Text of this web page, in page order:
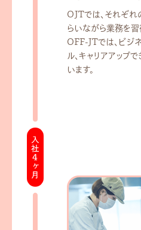
OJTでは、それぞ
らいながら業務を習
OFF-JTでは、ビジ
ル、キャリアアップ
います。